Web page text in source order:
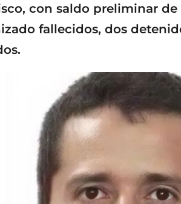
con saldo preliminar
fallecidos, dos